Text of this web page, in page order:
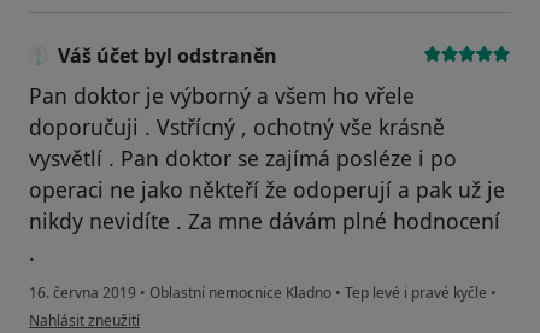
Váš účet byl odstraněn
Pan doktor je výborný a všem ho vřele
doporučuji . Vstřícný , ochotný vše krásně
vysvětlí . Pan doktor se zajímá posléze i po
operaci ne jako někteří že odoperují a pak už je
nikdy nevidíte . Za mne dávám plné hodnocení
.
16. června 2019 • Oblastní nemocnice Kladno • Tep levé i pravé kyčle •
podle názoru uživatele Váš účet byl odstraněn
Nahlásit zneužití